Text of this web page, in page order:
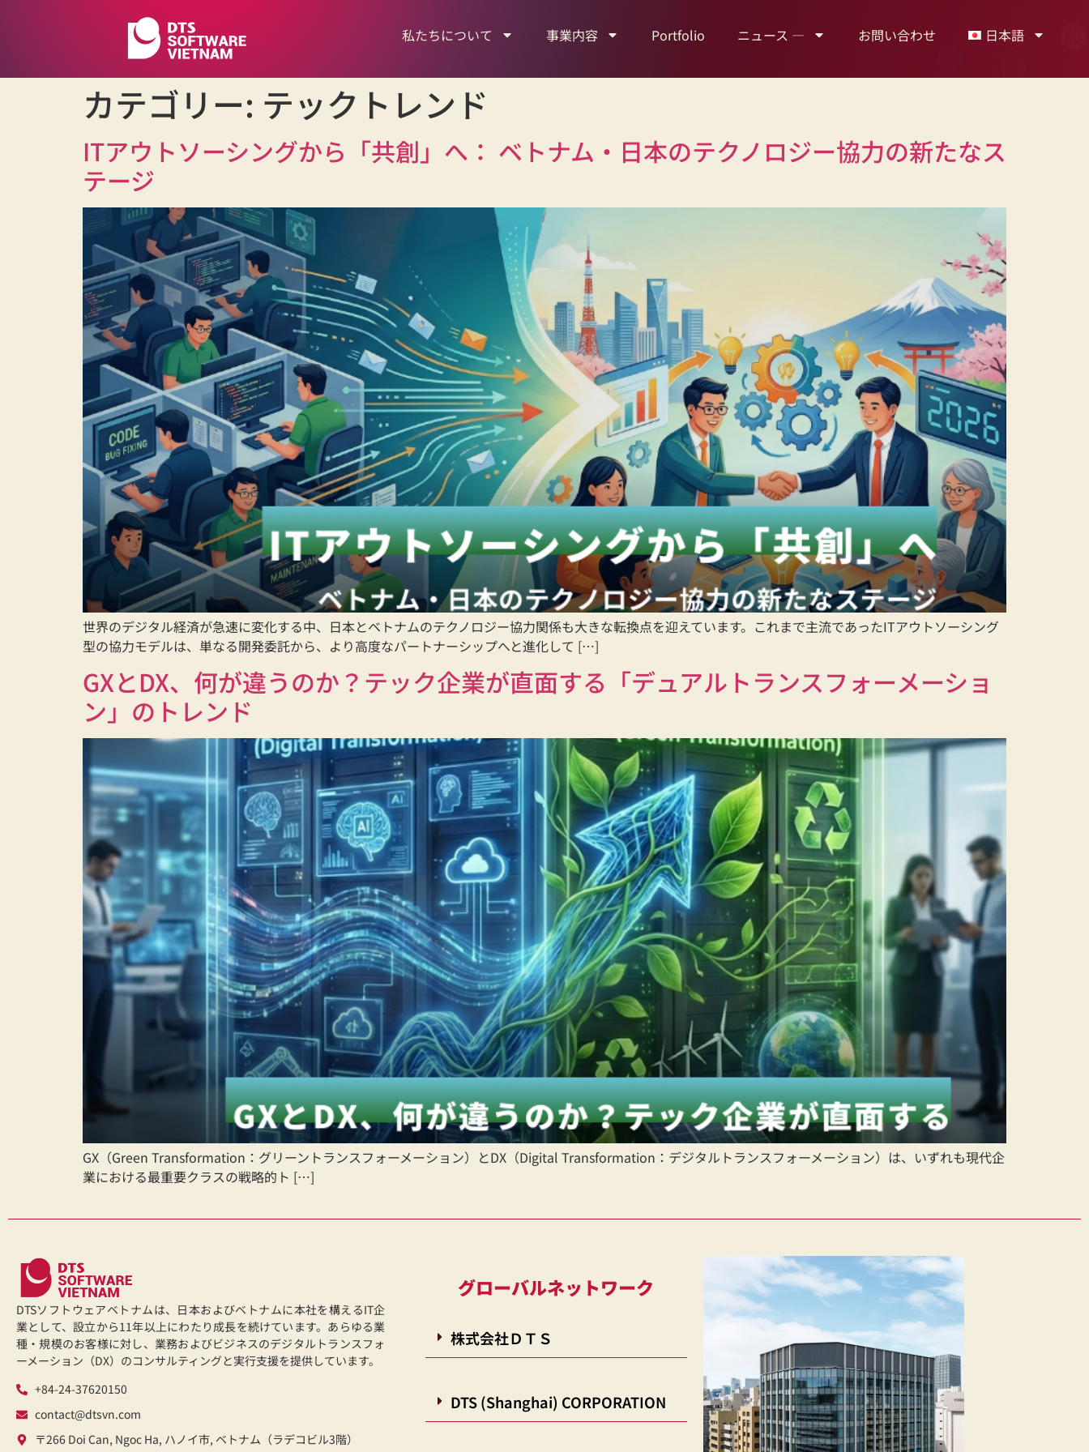
私たちについて 事業内容 Portfolio ニュース — お問い合わせ 日本語
カテゴリー: テックトレンド
ITアウトソーシングから「共創」へ： ベトナム・日本のテクノロジー協力の新たなス
テージ
世界のデジタル経済が急速に変化する中、日本とベトナムのテクノロジー協力関係も大きな転換点を迎えています。これまで主流であったITアウトソーシング
型の協力モデルは、単なる開発委託から、より高度なパートナーシップへと進化して […]
GXとDX、何が違うのか？テック企業が直面する「デュアルトランスフォーメーショ
ン」のトレンド
GX（Green Transformation：グリーントランスフォーメーション）とDX（Digital Transformation：デジタルトランスフォーメーション）は、いずれも現代企
業における最重要クラスの戦略的ト […]
DTSソフトウェアベトナムは、日本およびベトナムに本社を構えるIT企
業として、設立から11年以上にわたり成長を続けています。あらゆる業
種・規模のお客様に対し、業務およびビジネスのデジタルトランスフォ
ーメーション（DX）のコンサルティングと実行支援を提供しています。
+84-24-37620150
contact@dtsvn.com
〒266 Doi Can, Ngoc Ha, ハノイ市, ベトナム（ラデコビル3階）
グローバルネットワーク
株式会社ＤＴＳ
DTS (Shanghai) CORPORATION